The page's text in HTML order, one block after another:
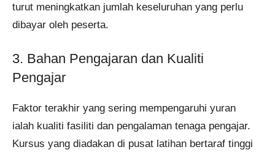
turut meningkatkan jumlah keseluruhan yang perlu
dibayar oleh peserta.
3. Bahan Pengajaran dan Kualiti
Pengajar
Faktor terakhir yang sering mempengaruhi yuran
ialah kualiti fasiliti dan pengalaman tenaga pengajar.
Kursus yang diadakan di pusat latihan bertaraf tinggi